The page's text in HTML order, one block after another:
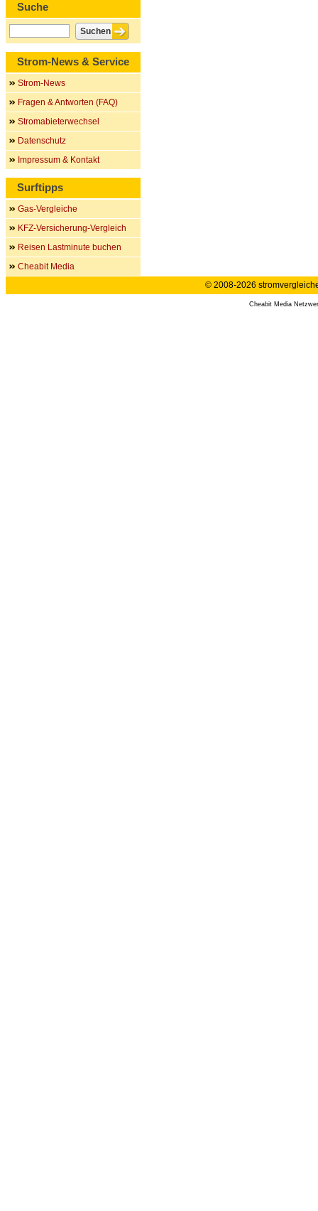
Suche
Strom-News & Service
Strom-News
Fragen & Antworten (FAQ)
Stromabieterwechsel
Datenschutz
Impressum & Kontakt
Surftipps
Gas-Vergleiche
KFZ-Versicherung-Vergleich
Reisen Lastminute buchen
Cheabit Media
© 2008-2026
Cheabit Media